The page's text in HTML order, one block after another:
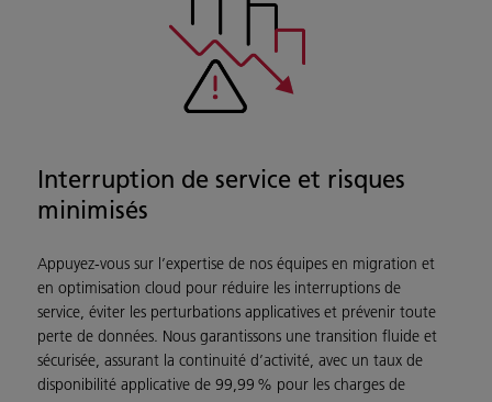
Interruption de service et risques
minimisés
Appuyez‑vous sur l’expertise de nos équipes en migration et
en optimisation cloud pour réduire les interruptions de
service, éviter les perturbations applicatives et prévenir toute
perte de données. Nous garantissons une transition fluide et
sécurisée, assurant la continuité d’activité, avec un taux de
disponibilité applicative de 99,99 % pour les charges de